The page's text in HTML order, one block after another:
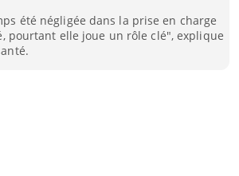
été négligée dans la prise en charge
pourtant elle joue un rôle clé", explique
noyade grimpe-t-il ?